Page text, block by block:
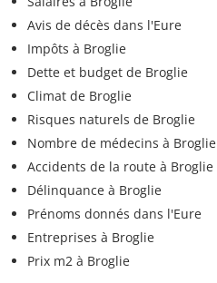
Avis de décès dans l'Eure
Impôts à Broglie
Dette et budget de Broglie
Climat de Broglie
Risques naturels de Broglie
Nombre de médecins à Broglie
Accidents de la route à Broglie
Délinquance à Broglie
Prénoms donnés dans l'Eure
Entreprises à Broglie
Prix m2 à Broglie